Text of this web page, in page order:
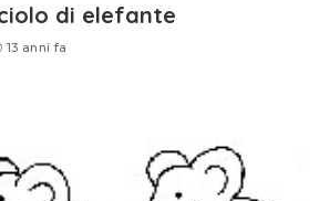
di elefante
13 anni fa